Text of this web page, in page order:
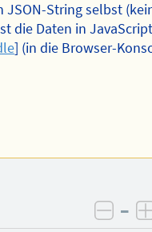
String selbst
die Daten in
] (in die Browser-
–